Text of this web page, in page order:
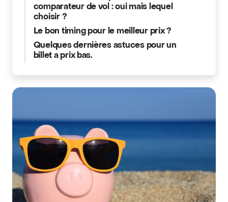
comparateur de vol : oui mais lequel
choisir ?
Le bon timing pour le meilleur prix ?
Quelques dernières astuces pour un
billet a prix bas.